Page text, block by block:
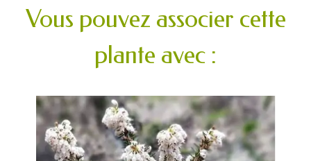
Vous pouvez associer cette
plante avec :